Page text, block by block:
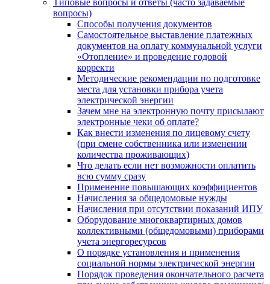
Типовые вопросы и ответы (часто задаваемые
вопросы)
Способы получения документов
Самостоятельное выставление платежных
документов на оплату коммунальной услуги
«Отопление» и проведение годовой
корректи
Методические рекомендации по подготовке
места для установки прибора учета
электрической энергии
Зачем мне на электронную почту присылают
электронные чеки об оплате?
Как внести изменения по лицевому счету
(при смене собственника или изменении
количества проживающих)
Что делать если нет возможности оплатить
всю сумму сразу
Применение повышающих коэффициентов
Начисления за общедомовые нужды
Начисления при отсутствии показаний ИПУ
Оборудование многоквартирных домов
коллективными (общедомовыми) приборами
учета энергоресурсов
О порядке установления и применения
социальной нормы электрической энергии
Порядок проведения окончательного расчета